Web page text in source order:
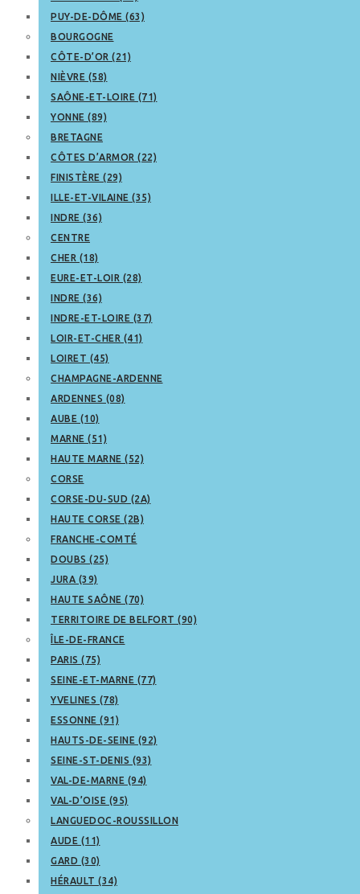
PUY-DE-DÔME (63)
BOURGOGNE
CÔTE-D’OR (21)
NIÈVRE (58)
SAÔNE-ET-LOIRE (71)
YONNE (89)
BRETAGNE
CÔTES D’ARMOR (22)
FINISTÈRE (29)
ILLE-ET-VILAINE (35)
INDRE (36)
CENTRE
CHER (18)
EURE-ET-LOIR (28)
INDRE (36)
INDRE-ET-LOIRE (37)
LOIR-ET-CHER (41)
LOIRET (45)
CHAMPAGNE-ARDENNE
ARDENNES (08)
AUBE (10)
MARNE (51)
HAUTE MARNE (52)
CORSE
CORSE-DU-SUD (2A)
HAUTE CORSE (2B)
FRANCHE-COMTÉ
DOUBS (25)
JURA (39)
HAUTE SAÔNE (70)
TERRITOIRE DE BELFORT (90)
ÎLE-DE-FRANCE
PARIS (75)
SEINE-ET-MARNE (77)
YVELINES (78)
ESSONNE (91)
HAUTS-DE-SEINE (92)
SEINE-ST-DENIS (93)
VAL-DE-MARNE (94)
VAL-D’OISE (95)
LANGUEDOC-ROUSSILLON
AUDE (11)
GARD (30)
HÉRAULT (34)